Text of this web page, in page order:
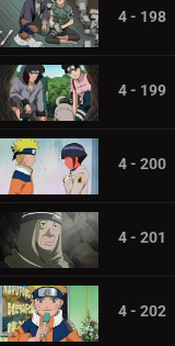
4 - 198
4 - 199
4 - 200
4 - 201
4 - 202